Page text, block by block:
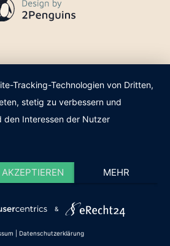
Tracking-Technologien von Dritten,
stetig zu verbessern und
den Interessen der Nutzer
AKZEPTIEREN MEHR
&
Datenschutzerklärung